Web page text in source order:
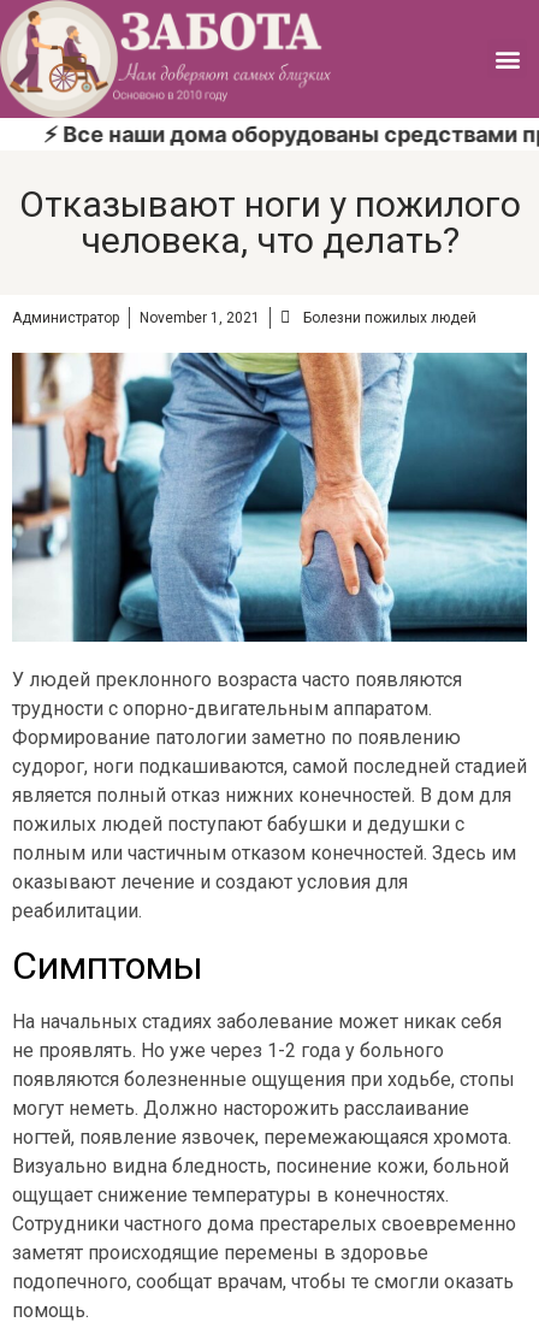
Все наши дома оборудованы средствами
Отказывают ноги у пожилого
человека, что делать?
Администратор November 1, 2021 Болезни пожилых людей
У людей преклонного возраста часто появляются
трудности с опорно-двигательным аппаратом.
Формирование патологии заметно по появлению
судорог, ноги подкашиваются, самой последней стадией
является полный отказ нижних конечностей. В дом для
пожилых людей поступают бабушки и дедушки с
полным или частичным отказом конечностей. Здесь им
оказывают лечение и создают условия для
реабилитации.
Симптомы
На начальных стадиях заболевание может никак себя
не проявлять. Но уже через 1-2 года у больного
появляются болезненные ощущения при ходьбе, стопы
могут неметь. Должно насторожить расслаивание
ногтей, появление язвочек, перемежающаяся хромота.
Визуально видна бледность, посинение кожи, больной
ощущает снижение температуры в конечностях.
Сотрудники частного дома престарелых своевременно
заметят происходящие перемены в здоровье
подопечного, сообщат врачам, чтобы те смогли оказать
помощь.